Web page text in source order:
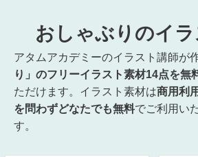
おしゃぶりのイ
アタムアカデミーのイラスト講師が
り」のフリーイラスト素材14点を無
ただけます。イラスト素材は商用利
を問わずどなたでも無料でご利用い
す。